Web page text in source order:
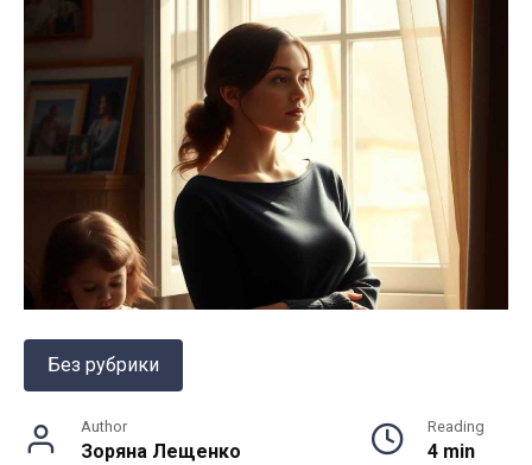
Без рубрики
Author
Зоряна Лещенко
Reading
4 min